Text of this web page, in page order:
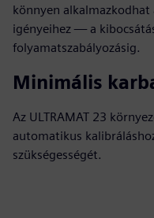
könnyen alkalmazkodhat
igényeihez — a
folyamatszabályozásig.
Minimális
Az ULTRAMAT 23
automatikus
szükségességét.